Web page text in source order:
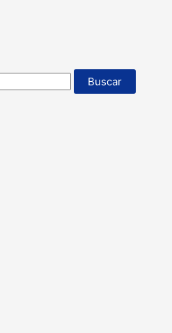
Buscar